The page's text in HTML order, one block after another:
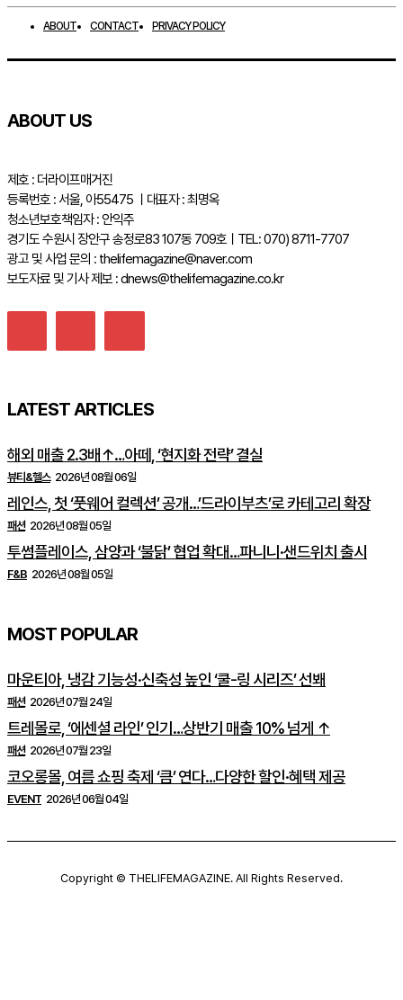
ABOUT CONTACT PRIVACY POLICY
ABOUT US
제호 : 더라이프매거진
등록번호 : 서울, 아55475 ㅣ대표자 : 최명옥
청소년보호책임자 : 안익주
경기도 수원시 장안구 송정로83 107동 709호ㅣTEL: 070) 8711-7707
광고 및 사업 문의 : thelifemagazine@naver.com
보도자료 및 기사 제보 : dnews@thelifemagazine.co.kr
LATEST ARTICLES
해외 매출 2.3배↑…아떼, ‘현지화 전략’ 결실
뷰티&헬스 2026년 08월 06일
레인스, 첫 ‘풋웨어 컬렉션’ 공개…’드라이부츠’로 카테고리 확장
패션 2026년 08월 05일
투썸플레이스, 삼양과 ‘불닭’ 협업 확대…파니니·샌드위치 출시
F&B 2026년 08월 05일
MOST POPULAR
마운티아, 냉감 기능성·신축성 높인 ‘쿨-링 시리즈’ 선봬
패션 2026년 07월 24일
트레몰로, ‘에센셜 라인’ 인기…상반기 매출 10% 넘게 ↑
패션 2026년 07월 23일
코오롱몰, 여름 쇼핑 축제 ‘큼’ 연다…다양한 할인·혜택 제공
EVENT 2026년 06월 04일
Copyright © THELIFEMAGAZINE. All Rights Reserved.